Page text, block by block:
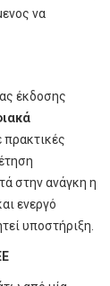
να
έκδοσης
στην ανάγκη η
ενεργό
υποστήριξη.